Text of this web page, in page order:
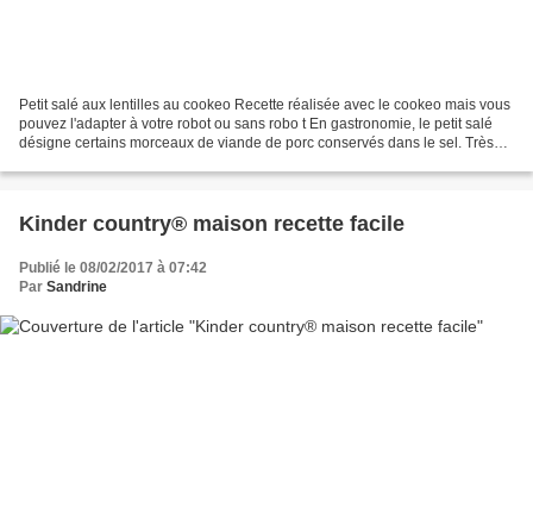
Petit salé aux lentilles au cookeo Recette réalisée avec le cookeo mais vous
pouvez l'adapter à votre robot ou sans robo t En gastronomie, le petit salé
désigne certains morceaux de viande de porc conservés dans le sel. Très
Kinder country® maison recette facile
Publié le 08/02/2017 à 07:42
Par Sandrine